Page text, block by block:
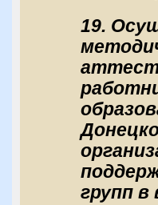
19.
групп